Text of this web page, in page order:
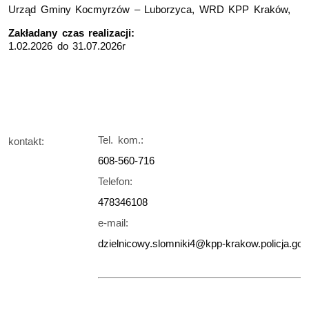
Urząd Gminy Kocmyrzów – Luborzyca, WRD KPP Kraków,
Zakładany czas realizacji:
1.02.2026 do 31.07.2026r
kontakt:
Tel. kom.:
608-560-716
Telefon:
478346108
e-mail:
dzielnicowy.slomniki4@kpp-